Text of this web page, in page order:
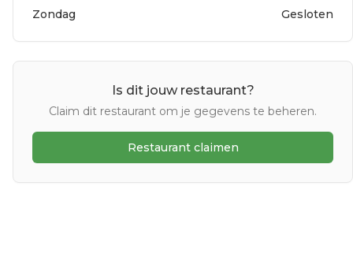
Zondag
Gesloten
Is dit jouw restaurant?
Claim dit restaurant om je gegevens te beheren.
Restaurant claimen